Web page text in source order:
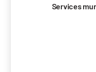
Services